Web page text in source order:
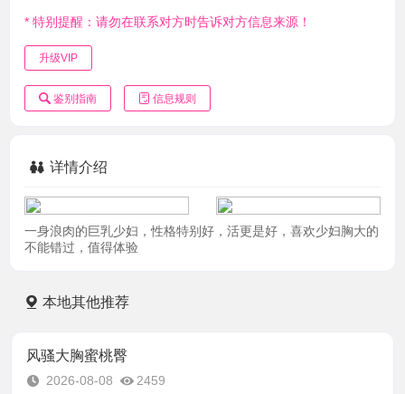
* 特别提醒：请勿在联系对方时告诉对方信息来源！
升级VIP
鉴别指南 信息规则
详情介绍
一身浪肉的巨乳少妇，性格特别好，活更是好，喜欢少妇胸大的
不能错过，值得体验
本地其他推荐
风骚大胸蜜桃臀
2026-08-08
2459